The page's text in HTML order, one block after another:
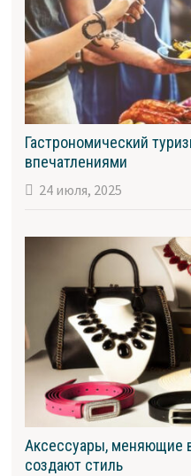
Гастрономический
впечатлениями
24 июля, 2025
Аксессуары, меняющие
создают стиль